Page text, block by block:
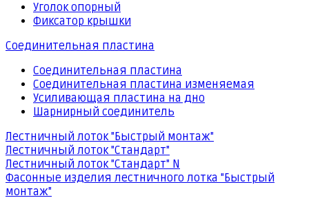
Уголок опорный
Фиксатор крышки
Соединительная пластина
Соединительная пластина
Соединительная пластина изменяемая
Усиливающая пластина на дно
Шарнирный соединитель
Лестничный лоток "Быстрый монтаж"
Лестничный лоток "Стандарт"
Лестничный лоток "Стандарт" N
Фасонные изделия лестничного лотка "Быстрый
монтаж"